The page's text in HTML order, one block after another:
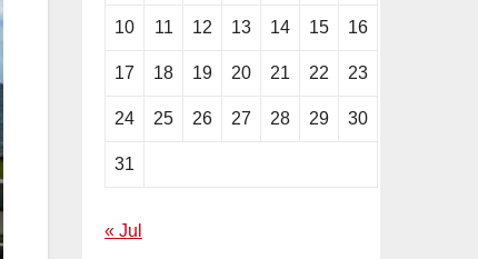
10 11 12 13 14 15 16
17 18 19 20 21 22 23
24 25 26 27 28 29 30
31
« Jul